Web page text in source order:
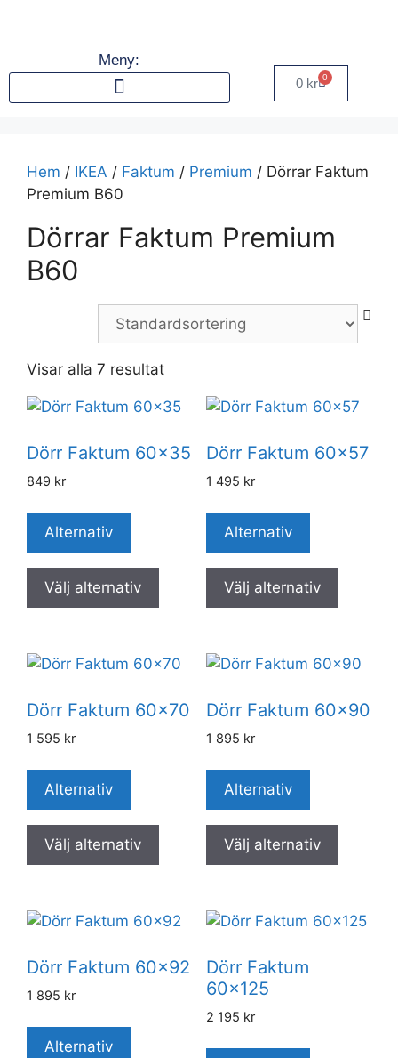
Meny:
0 kr 0
Hem / IKEA / Faktum / Premium / Dörrar Faktum
Premium B60
Dörrar Faktum Premium
B60
Visar alla 7 resultat
Dörr Faktum 60×35
849 kr
Alternativ
Välj alternativ
Dörr Faktum 60×57
1 495 kr
Alternativ
Välj alternativ
Dörr Faktum 60×70
1 595 kr
Alternativ
Välj alternativ
Dörr Faktum 60×90
1 895 kr
Alternativ
Välj alternativ
Dörr Faktum 60×92
1 895 kr
Alternativ
Dörr Faktum
60×125
2 195 kr